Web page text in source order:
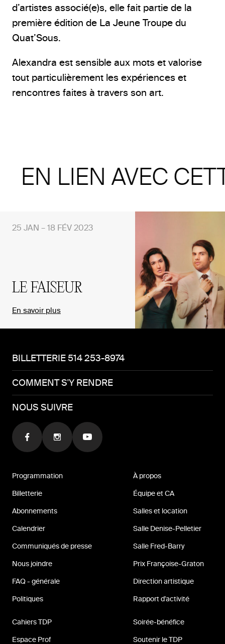
d’artistes associé(e)s, elle fait partie de la
première édition de La Jeune Troupe du
Quat’Sous.
Alexandra est sensible aux mots et valorise
tout particulièrement les expériences et
rencontres faites à travers son art.
EN LIEN AVEC
LE FAISEUR
25 JAN – 18 FÉV 2023
En savoir plus
BILLETTERIE 514 253-8974
COMMENT S'Y RENDRE
NOUS SUIVRE
Programmation
Billetterie
Abonnements
Calendrier
Communiqués de presse
Nous joindre
FAQ - générale
Politiques
À propos
Équipe et CA
Salles et location
Salle Denise-Pelletier
Salle Fred-Barry
Prix Françoise-Graton
Direction artistique
Rapport d'activité
Cahiers TDP
Espace Prof
Soirée-bénéfice
Soutenir le TDP